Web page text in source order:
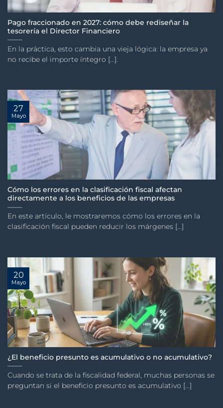
Pago fraccionado en 2027: cómo debe rediseñar la
tesorería el Director Financiero
En la práctica, esto cambia una vieja lógica: la empresa ya
no recibe el importe íntegro [...].
Cómo los errores en la clasificación fiscal afectan
directamente a los beneficios de las empresas
En este artículo, le mostraremos cómo los errores en la
clasificación fiscal pueden reducir los márgenes [...]
27
Mayo
¿El beneficio presunto es acumulativo o no acumulativo?
Cuando se trata de la fiscalidad federal, muchas personas se
preguntan si el beneficio presunto es acumulativo [...]
20
Mayo